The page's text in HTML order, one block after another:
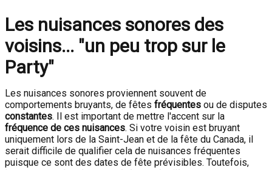
Les nuisances sonores des
voisins... "un peu trop sur le
Party"
Les nuisances sonores proviennent souvent de
comportements bruyants, de fêtes fréquentes ou de disputes
constantes. Il est important de mettre l'accent sur la
fréquence de ces nuisances. Si votre voisin est bruyant
uniquement lors de la Saint-Jean et de la fête du Canada, il
serait difficile de qualifier cela de nuisances fréquentes
puisque ce sont des dates de fête prévisibles. Toutefois,